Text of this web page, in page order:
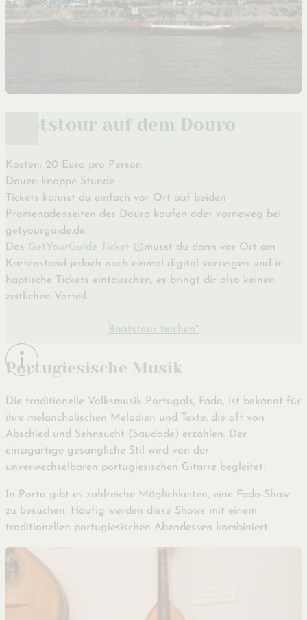
Bootstour auf dem Douro
Kosten: 20 Euro pro Person
Dauer: knappe Stunde
Tickets kannst du einfach vor Ort auf beiden
Promenadenseiten des Douro kaufen oder vorneweg bei
getyourguide.de.
Das GetYourGuide Ticket
musst du dann vor Ort am
Kartenstand jedoch noch einmal digital vorzeigen und in
haptische Tickets eintauschen, es bringt dir also keinen
zeitlichen Vorteil.
Bootstour buchen*
Portugiesische Musik
Die traditionelle Volksmusik Portugals, Fado, ist bekannt für
ihre melancholischen Melodien und Texte, die oft von
Abschied und Sehnsucht (Saudade) erzählen. Der
einzigartige gesangliche Stil wird von der
unverwechselbaren portugiesischen Gitarre begleitet.
In Porto gibt es zahlreiche Möglichkeiten, eine Fado-Show
zu besuchen. Häufig werden diese Shows mit einem
traditionellen portugiesischen Abendessen kombiniert.